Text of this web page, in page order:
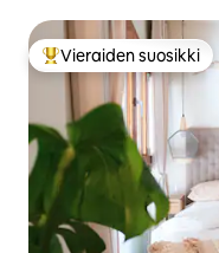
Vieraiden suosikkien
Vieraiden suosikki